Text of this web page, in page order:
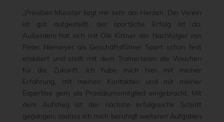
„Preußen Münster liegt mir sehr am Herzen. Der Verein
ist gut aufgestellt, der sportliche Erfolg ist da.
Außerdem hat sich mit Ole Kittner der Nachfolger von
Peter Niemeyer als Geschäftsführer Sport schon fest
etabliert und stellt mit dem Trainerteam die Weichen
für die Zukunft. Ich habe mich hier mit meiner
Erfahrung, mit meinen Kontakten und mit meiner
Expertise gern als Präsidiumsmitglied eingebracht. Mit
dem Aufstieg ist der nächste erfolgreiche Schritt
gegangen, sodass ich mich beruhigt weiteren Aufgaben